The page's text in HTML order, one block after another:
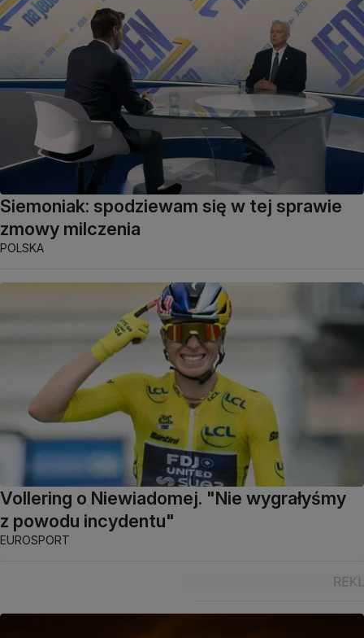
Siemoniak: spodziewam się w tej sprawie
zmowy milczenia
POLSKA
Vollering o Niewiadomej. "Nie wygrałyśmy
z powodu incydentu"
EUROSPORT